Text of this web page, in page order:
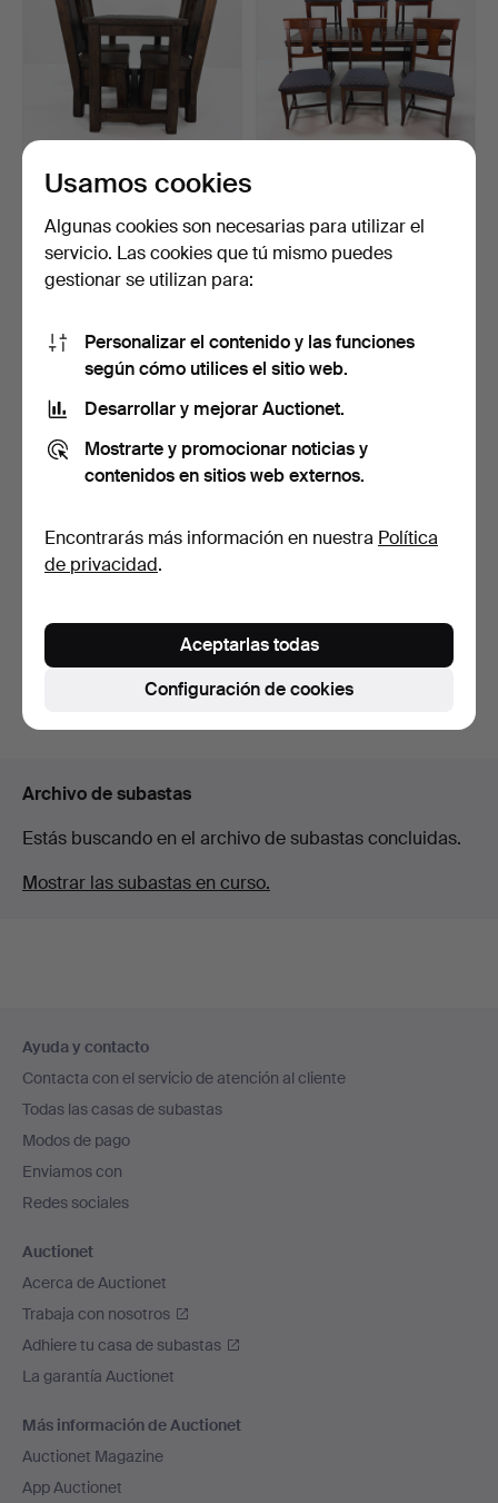
MESA Y SILLAS - madera
Subastado 5 may 2026
4 pujas
211 USD
Contemporá…
Subastado 3 ene 2026
3 pujas
MUEBLES DE COMEDOR
de estilo gustaviano, m…
2 pujas
Un grupo de comedor
1 puja
32 USD
Suscribir búsqueda
Archivo de subastas
Estás buscando en el archivo de subastas concluidas.
Mostrar las subastas en curso.
en
el
pie
de
página
Ayuda y contacto
Contacta con el servicio de atención al cliente
Todas las casas de subastas
Modos de pago
Enviamos con
Redes sociales
Auctionet
Acerca de Auctionet
Trabaja con nosotros
Adhiere tu casa de subastas
La garantía Auctionet
Más información de Auctionet
Auctionet Magazine
App Auctionet
Usamos cookies
Algunas cookies son necesarias para utilizar el
servicio. Las cookies que tú mismo puedes
gestionar se utilizan para:
Personalizar el contenido y las funciones
según cómo utilices el sitio web.
Desarrollar y mejorar Auctionet.
Mostrarte y promocionar noticias y
contenidos en sitios web externos.
Encontrarás más información en nuestra Política
de privacidad.
Configuración de cookies
Aceptarlas todas